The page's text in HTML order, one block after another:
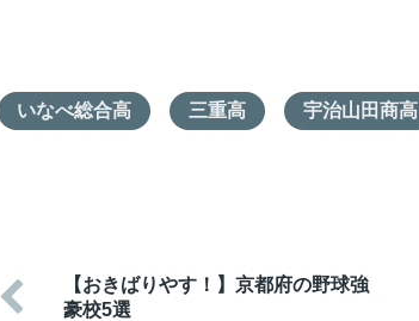
いなべ総合高 三重高 宇治山田商高

【おきばりやす！】京都府の野球強
豪校5選